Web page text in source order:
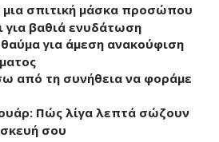
μια σπιτική μάσκα προσώπου
για βαθιά ενυδάτωση
για άμεση ανακούφιση
από τη συνήθεια να φοράμε
Πώς λίγα λεπτά σώζουν
σου